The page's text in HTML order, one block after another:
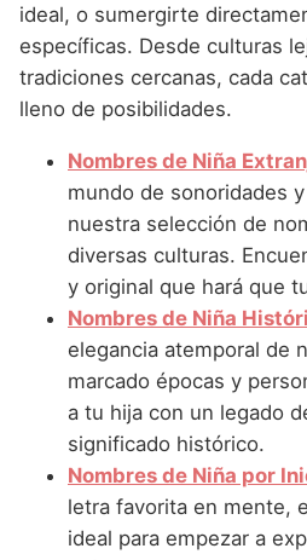
Nombres de Niña que
Nombres de Niña que
Nombres de Niña que
Nombres de Niña que
Nombres de Niña que
Nombres de Niña que
Nombres de Niña que
Nombres de Niña que
Nombres de Niña que
Nombres de Niña que
Nombres de Niña que
Nombres de Niña que
Nombres de Niña
Nombres de
Nombres de Niña
Nombres de Niña
Nombres de Niña
Nombres de
Nombres de
Nombres de Niña
Nombres de Niña
Nombres de Niña
Nombres de Niña
Nombres de
Nombres de Niña
Nombres de Niña
ideal, o sumergirte
específicas. Desde culturas
tradiciones cercanas, cada
lleno de posibilidades.
Nombres de Niña
mundo de sonoridades
nuestra selección de
diversas culturas.
y original que hará que
Nombres de Niña
elegancia atemporal de
marcado épocas y
a tu hija con un legado
significado histórico.
Nombres de Niña por
letra favorita en mente,
ideal para empezar a